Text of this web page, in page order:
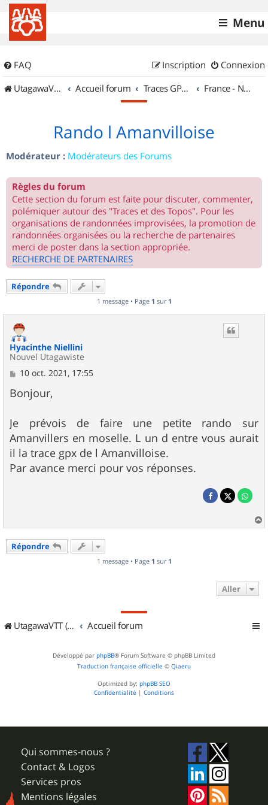
Menu
FAQ Connexion
Inscription
UtagawaVTT (Randos VTT et VTTAE avec traces GPS)
Accueil forum Traces GPS de randos VTT France - Nord Est
Rando l Amanvilloise
Modérateur : Modérateurs des Forums
Règles du forum
Cette section du forum est faite pour discuter, commenter,
polémiquer autour des "Traces et des Topos". Pour les
organisations de randonnées improvisées, la promotion de
randonnées organisées ou la recherche de partenaires
merci de poster dans la section appropriée.
RECHERCHE DE PARTENAIRES
Répondre
1 message • Page 1 sur 1
Hyacinthe Niellini
Nouvel Utagawiste
M
s
s
g
e
10 oct. 2021, 17:55
Bonjour,
Je prévois de faire une petite rando sur
Amanvillers en moselle. L un d entre vous aurait
il la trace gpx de l Amanvilloise.
Par avance merci pour vos réponses.
a
Répondre
1 message • Page 1 sur 1
Aller
UtagawaVTT (Randos VTT et VTTAE avec traces GPS) Accueil forum
Développé par phpBB® Forum Software © phpBB Limited
Traduction française officielle © Qiaeru
Optimized by: phpBB SEO
Confidentialité | Conditions
Qui sommes-nous ?
Contact & Logos
Services pros
Mentions légales